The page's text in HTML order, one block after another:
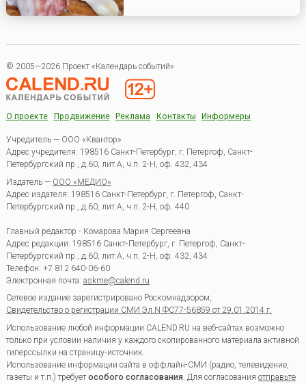
© 2005—2026 Проект «Календарь событий»
О проекте Продвижение Реклама Контакты Информеры
Учредитель — ООО «Квантор»
Адрес учредителя: 198516 Санкт-Петербург, г. Петергоф, Санкт-
Петербургский пр., д.60, лит.А, ч.п. 2-Н, оф. 432, 434
Издатель — ООО «МЕДИО»
Адрес издателя: 198516 Санкт-Петербург, г. Петергоф, Санкт-
Петербургский пр., д.60, лит.А, ч.п. 2-Н, оф. 440
Главный редактор - Комарова Мария Сергеевна
Адрес редакции: 198516 Санкт-Петербург, г. Петергоф Санкт-
Петербургский пр., д.60, лит.А, ч.п. 2-Н, оф. 432, 434
Телефон: +7 812 640-06-60
Электронная почта: askme@calend.ru
Сетевое издание зарегистрировано Роскомнадзором,
Свидетельство о регистрации СМИ Эл.N ФС77-56859 от 29.01.2014 г.
Использование любой информации CALEND.RU на веб-сайтах возможно
только при условии наличия у каждого скопированного материала активной
гиперссылки на страницу-источник.
Использование информации сайта в оффлайн-СМИ (радио, телевидение,
газеты и т.п.) требуетособого согласования. Для согласования отправьте